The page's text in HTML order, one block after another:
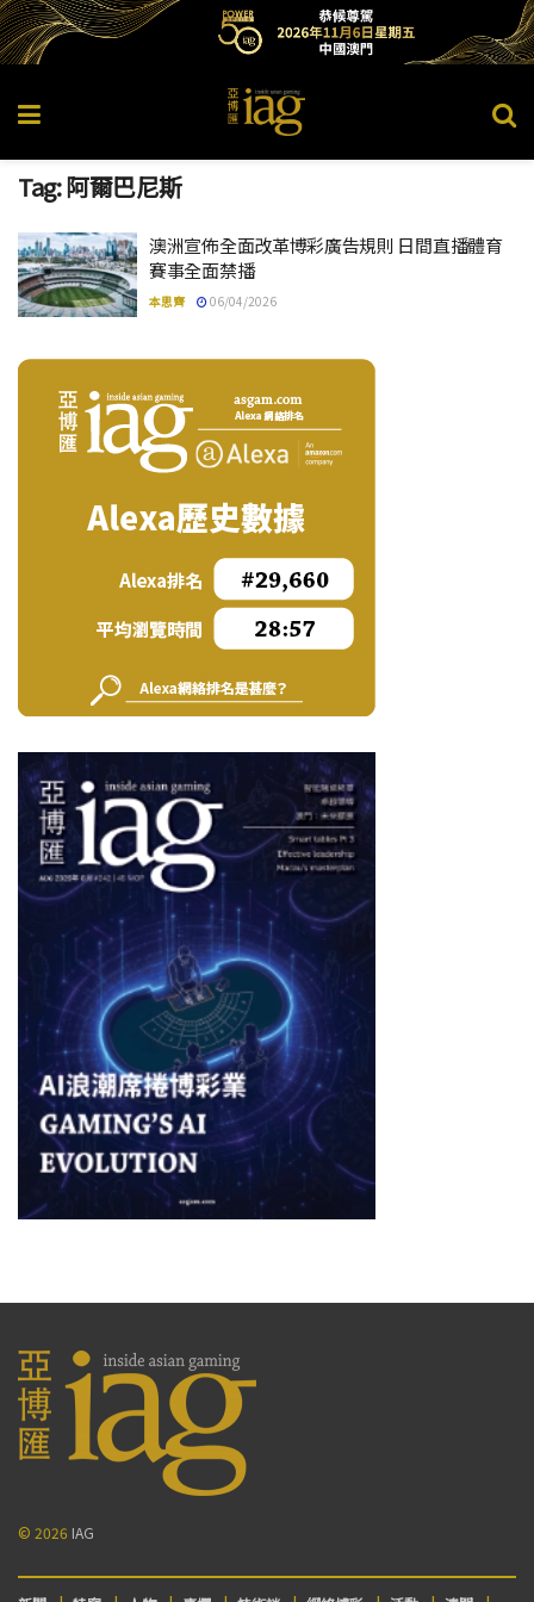
Tag:阿爾巴尼斯
澳洲宣佈全面改革博彩廣告規則 日間直播體育
賽事全面禁播
本思齊 06/04/2026
© 2026 IAG